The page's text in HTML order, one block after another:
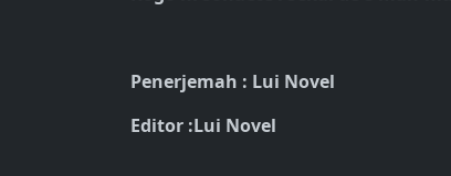
Penerjemah : Lui Novel
Editor :Lui Novel